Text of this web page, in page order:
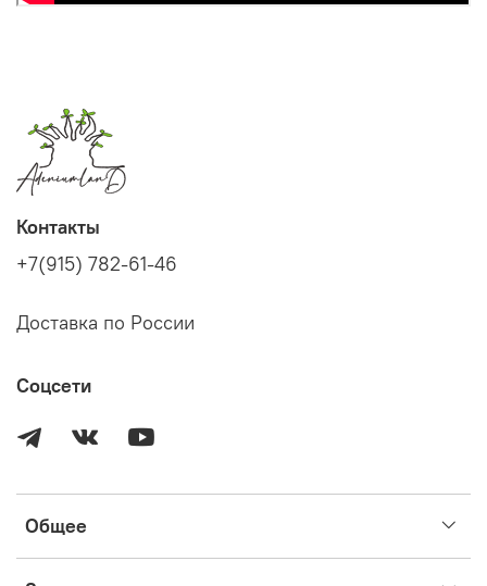
Общее
Контакты
+7(915) 782-61-46
Доставка по России
Соцсети